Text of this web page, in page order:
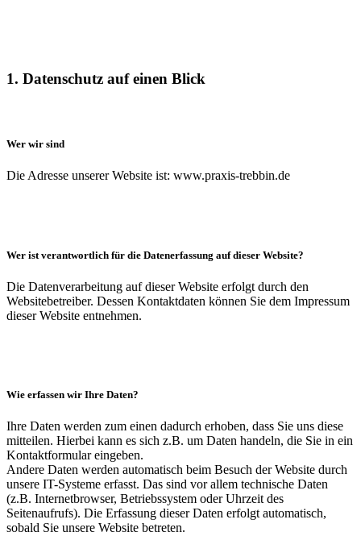
1. Datenschutz auf einen Blick
Wer wir sind
Die Adresse unserer Website ist: www.praxis-trebbin.de
Wer ist verantwortlich für die Datenerfassung auf dieser Website?
Die Datenverarbeitung auf dieser Website erfolgt durch den
Websitebetreiber. Dessen Kontaktdaten können Sie dem Impressum
dieser Website entnehmen.
Wie erfassen wir Ihre Daten?
Ihre Daten werden zum einen dadurch erhoben, dass Sie uns diese
mitteilen. Hierbei kann es sich z.B. um Daten handeln, die Sie in ein
Kontaktformular eingeben.
Andere Daten werden automatisch beim Besuch der Website durch
unsere IT-Systeme erfasst. Das sind vor allem technische Daten
(z.B. Internetbrowser, Betriebssystem oder Uhrzeit des
Seitenaufrufs). Die Erfassung dieser Daten erfolgt automatisch,
sobald Sie unsere Website betreten.